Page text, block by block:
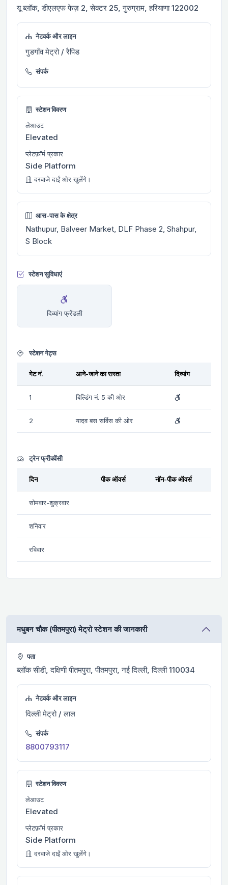
यू ब्लॉक, डीएलएफ फेज़ 2, सेक्टर 25, गुरुग्राम, हरियाणा 122002
नेटवर्क और लाइन
गुडगाँव मेट्रो / रैपिड
संपर्क
स्टेशन विवरण
लेआउट
Elevated
प्लेटफ़ॉर्म प्रकार
Side Platform
दरवाजे दाईं ओर खुलेंगे।
आस-पास के क्षेत्र
Nathupur, Balveer Market, DLF Phase 2, Shahpur,
S Block
स्टेशन सुविधाएं
दिव्यांग फ्रेंडली
स्टेशन गेट्स
गेट नं. आने-जाने का रास्ता दिव्यांग
1 बिल्डिंग नं. 5 की ओर
2 यादव बस सर्विस की ओर
ट्रेन फ्रीक्वेंसी
दिन पीक ऑवर्स नॉन-पीक ऑवर्स
सोमवार-शुक्रवार
शनिवार
रविवार
मधुबन चौक (पीतमपुरा) मेट्रो स्टेशन की जानकारी
पता
ब्लॉक सीडी, दक्षिणी पीतमपुरा, पीतमपुरा, नई दिल्ली, दिल्ली 110034
नेटवर्क और लाइन
दिल्ली मेट्रो / लाल
संपर्क
8800793117
स्टेशन विवरण
लेआउट
Elevated
प्लेटफ़ॉर्म प्रकार
Side Platform
दरवाजे दाईं ओर खुलेंगे।